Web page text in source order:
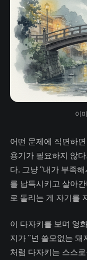
이
어떤 문제에 직면하
용기가 필요하지 않
다. 그냥 "내가 부족
를 납득시키고 살아
로 돌리는 게 자기를
이 다자키를 보며 영
지가 "넌 쓸모없는 돼
처럼 다자키는 스스